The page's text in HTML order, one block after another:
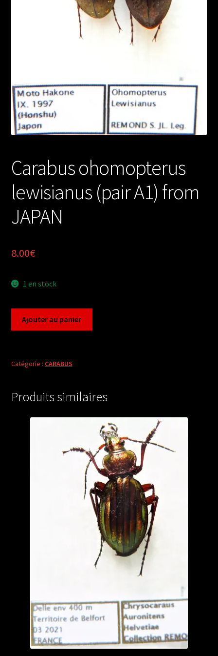
Carabus ohomopterus
lewisianus (pair A1) from
JAPAN
8.00€
1 en stock
lewisianus
from
Ajouter au panier
Catégorie : CARABUS
Produits similaires